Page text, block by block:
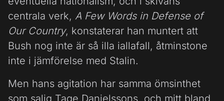
centrala verk, A Few Words in Defense of
Our Country, konstaterar han muntert att
Bush nog inte är så illa iallafall, åtminstone
inte i jämförelse med Stalin.
Men hans agitation har samma ömsinthet
som salig Tage Danielssons, och mitt bland